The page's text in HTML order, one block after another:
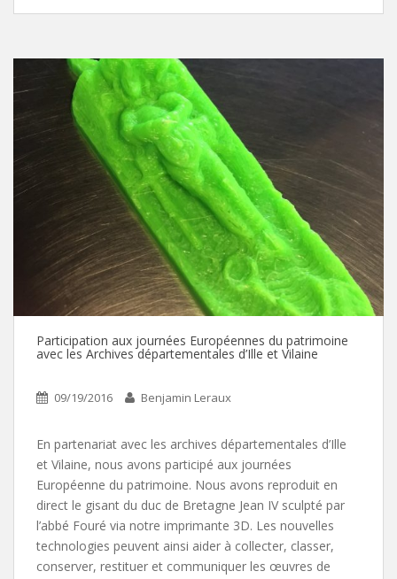
Participation aux journées Européennes du patrimoine
avec les Archives départementales d’Ille et Vilaine
09/19/2016 Benjamin Leraux
En partenariat avec les archives départementales d’Ille
et Vilaine, nous avons participé aux journées
Européenne du patrimoine. Nous avons reproduit en
direct le gisant du duc de Bretagne Jean IV sculpté par
l’abbé Fouré via notre imprimante 3D. Les nouvelles
technologies peuvent ainsi aider à collecter, classer,
conserver, restituer et communiquer les œuvres de